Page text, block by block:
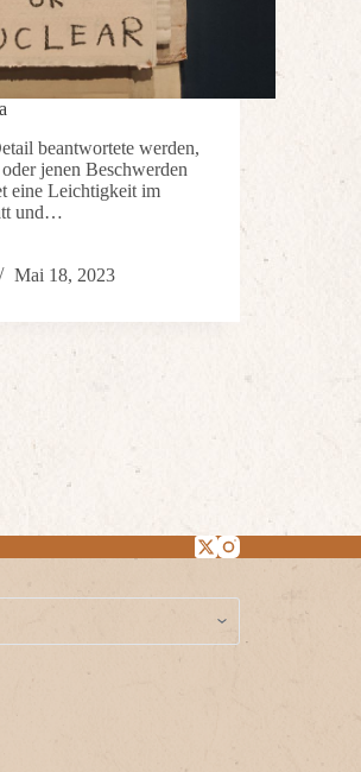
beantwortete werden,
jenen Beschwerden
eine Leichtigkeit im
und…
Mai 18, 2023